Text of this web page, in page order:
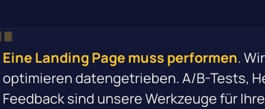
Eine Landing Page muss performen.
optimieren datengetrieben. A/B-Tests,
Feedback sind unsere Werkzeuge für